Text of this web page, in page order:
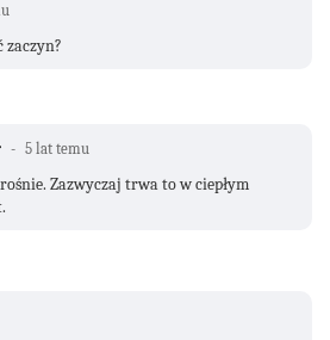
zaczyn?
5 lat temu
Zazwyczaj trwa to w ciepłym